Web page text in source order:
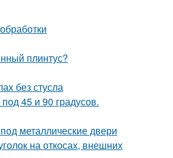
плинтус?
без стусла
45 и 90 градусов.
металлические двери
на откосах, внешних